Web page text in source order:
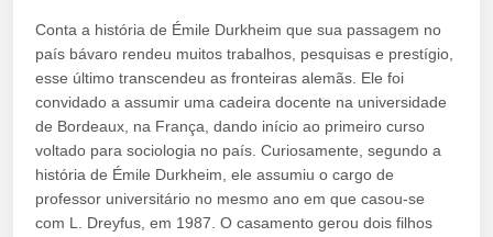
Conta a história de Émile Durkheim que sua passagem no
país bávaro rendeu muitos trabalhos, pesquisas e prestígio,
esse último transcendeu as fronteiras alemãs. Ele foi
convidado a assumir uma cadeira docente na universidade
de Bordeaux, na França, dando início ao primeiro curso
voltado para sociologia no país. Curiosamente, segundo a
história de Émile Durkheim, ele assumiu o cargo de
professor universitário no mesmo ano em que casou-se
com L. Dreyfus, em 1987. O casamento gerou dois filhos